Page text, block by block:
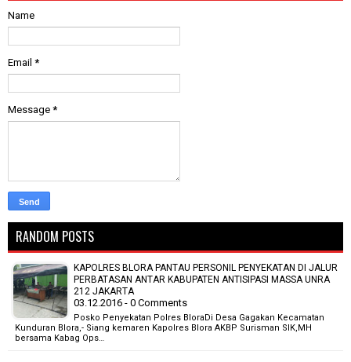
Name
Email *
Message *
RANDOM POSTS
KAPOLRES BLORA PANTAU PERSONIL PENYEKATAN DI JALUR
PERBATASAN ANTAR KABUPATEN ANTISIPASI MASSA UNRA
212 JAKARTA
03.12.2016 - 0 Comments
Posko Penyekatan Polres BloraDi Desa Gagakan Kecamatan
Kunduran Blora,- Siang kemaren Kapolres Blora AKBP Surisman SIK,MH
bersama Kabag Ops…